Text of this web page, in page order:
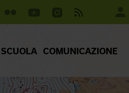
SCUOLA COMUNICAZIONE